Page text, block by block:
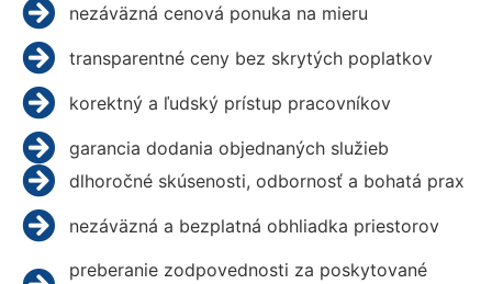
nezáväzná cenová ponuka na mieru
transparentné ceny bez skrytých poplatkov
korektný a ľudský prístup pracovníkov
garancia dodania objednaných služieb
dlhoročné skúsenosti, odbornosť a bohatá prax
nezáväzná a bezplatná obhliadka priestorov
preberanie zodpovednosti za poskytované